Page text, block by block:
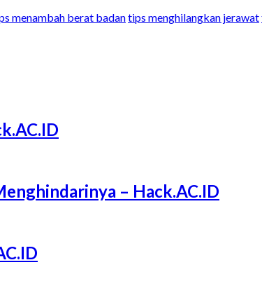
menambah berat badantips menghilangkan jerawat
– Hack.AC.ID